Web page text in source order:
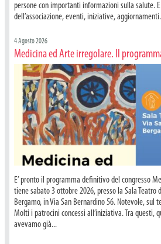
persone con importanti informazioni sulla salute.
dell’associazione, eventi, iniziative,
4 Agosto 2026
Medicina ed Arte irregolare. Il
E’ pronto il programma definitivo del congresso
tiene sabato 3 ottobre 2026, presso la Sala Teatro
Bergamo, in Via San Bernardino 56. Notevole, sul
Molti i patrocini concessi all’iniziativa. Tra questi,
avevamo già...